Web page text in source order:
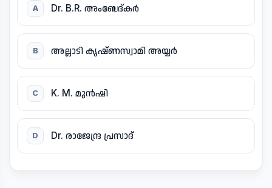
A Dr. B.R. അംബേദ്കർ
B അല്ലാടി കൃഷ്ണസ്വാമി അയ്യർ
C K. M. മുൻഷി
D Dr. രാജേന്ദ്ര പ്രസാദ്